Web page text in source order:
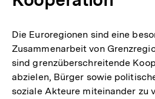
Die Euroregionen sind eine
Zusammenarbeit von
sind grenzüberschreitende
abzielen, Bürger sowie
soziale Akteure miteinander zu